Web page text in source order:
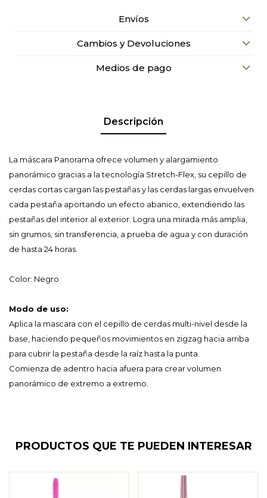
Envíos
Cambios y Devoluciones
Medios de pago
Descripción
La máscara Panorama ofrece volumen y alargamiento
panorámico gracias a la tecnología Stretch-Flex, su cepillo de
cerdas cortas cargan las pestañas y las cerdas largas envuelven
cada pestaña aportando un efecto abanico, extendiendo las
pestañas del interior al exterior. Logra una mirada más amplia,
sin grumos, sin transferencia, a prueba de agua y con duración
de hasta 24 horas.
Color: Negro
Modo de uso:
Aplica la mascara con el cepillo de cerdas multi-nivel desde la
base, haciendo pequeños movimientos en zigzag hacia arriba
para cubrir la pestaña desde la raíz hasta la punta.
Comienza de adentro hacia afuera para crear volumen
panorámico de extremo a extremo.
PRODUCTOS QUE TE PUEDEN INTERESAR